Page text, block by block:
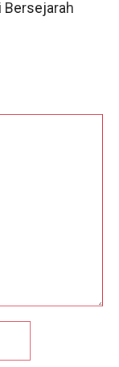
Bersejarah